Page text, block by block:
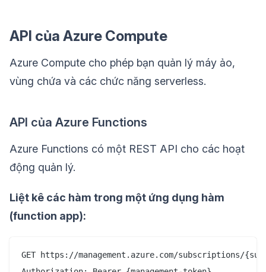
API của Azure Compute
Azure Compute cho phép bạn quản lý máy ảo,
vùng chứa và các chức năng serverless.
API của Azure Functions
Azure Functions có một REST API cho các hoạt
động quản lý.
Liệt kê các hàm trong một ứng dụng hàm
(function app):
GET https://management.azure.com/subscriptions/